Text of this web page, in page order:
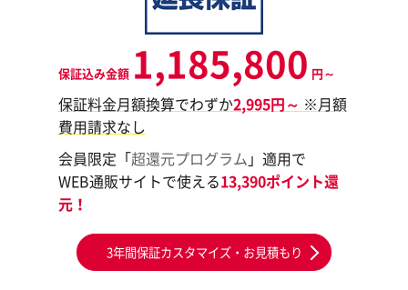
保証込み金額 1,185,800 円～
保証料金月額換算でわずか2,995円～ ※月額
費用請求なし
会員限定「超還元プログラム 」適用で
WEB通販サイトで使える13,390ポイント還
元！
3年間保証カスタマイズ・お見積もり